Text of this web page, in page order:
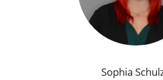
Sophia